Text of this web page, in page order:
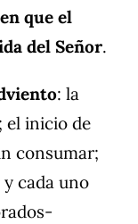
que el
del Señor.
: la
el inicio de
consumar;
cada uno